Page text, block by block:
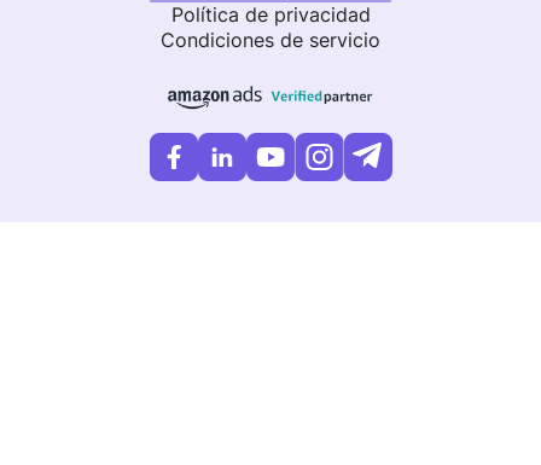
Política de privacidad
Condiciones de servicio